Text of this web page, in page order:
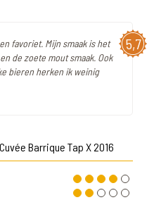
5,7
favoriet. Mijn smaak is het
de zoete mout smaak. Ook
bieren herken ik weinig
Barrique Tap X 2016